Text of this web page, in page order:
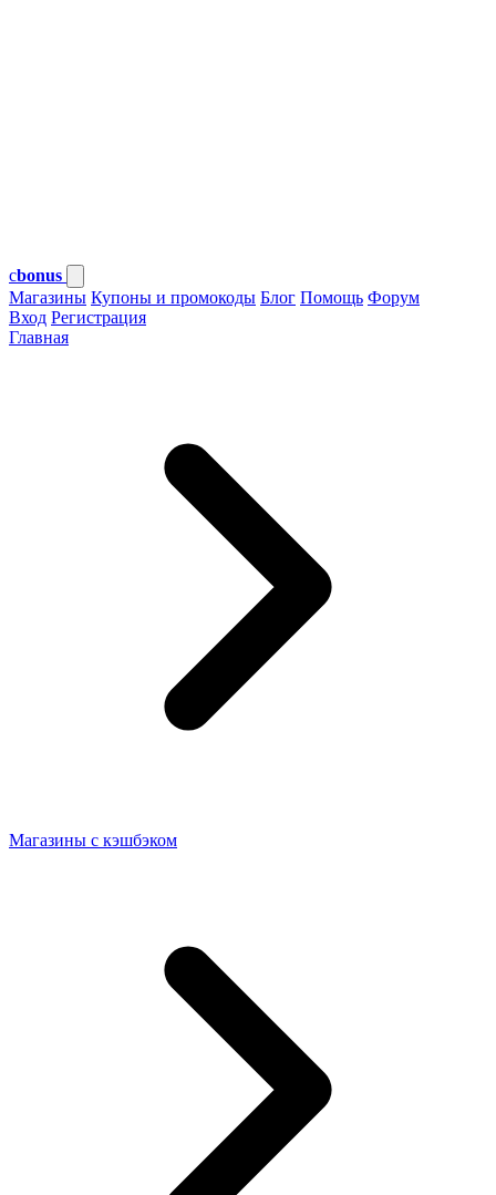
cbonus
Магазины Купоны и промокоды Блог Помощь Форум
Вход Регистрация
Главная
Магазины с кэшбэком